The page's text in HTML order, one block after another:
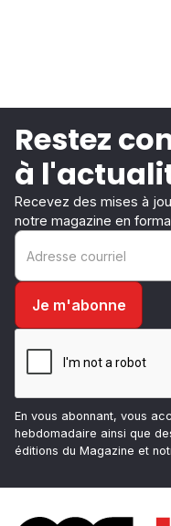
Restez
à
Recevez des mises à
notre magazine en
En vous abonnant, vous
hebdomadaire ainsi que
éditions du Magazine et